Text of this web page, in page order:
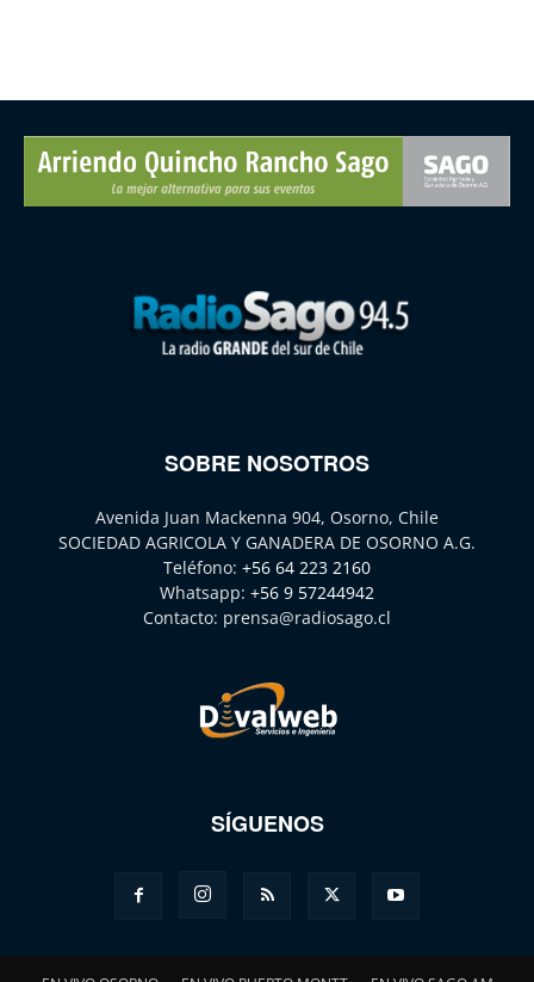
SOBRE NOSOTROS
Avenida Juan Mackenna 904, Osorno, Chile
SOCIEDAD AGRICOLA Y GANADERA DE OSORNO A.G.
Teléfono: +56 64 223 2160
Whatsapp: +56 9 57244942
Contacto: prensa@radiosago.cl
SÍGUENOS